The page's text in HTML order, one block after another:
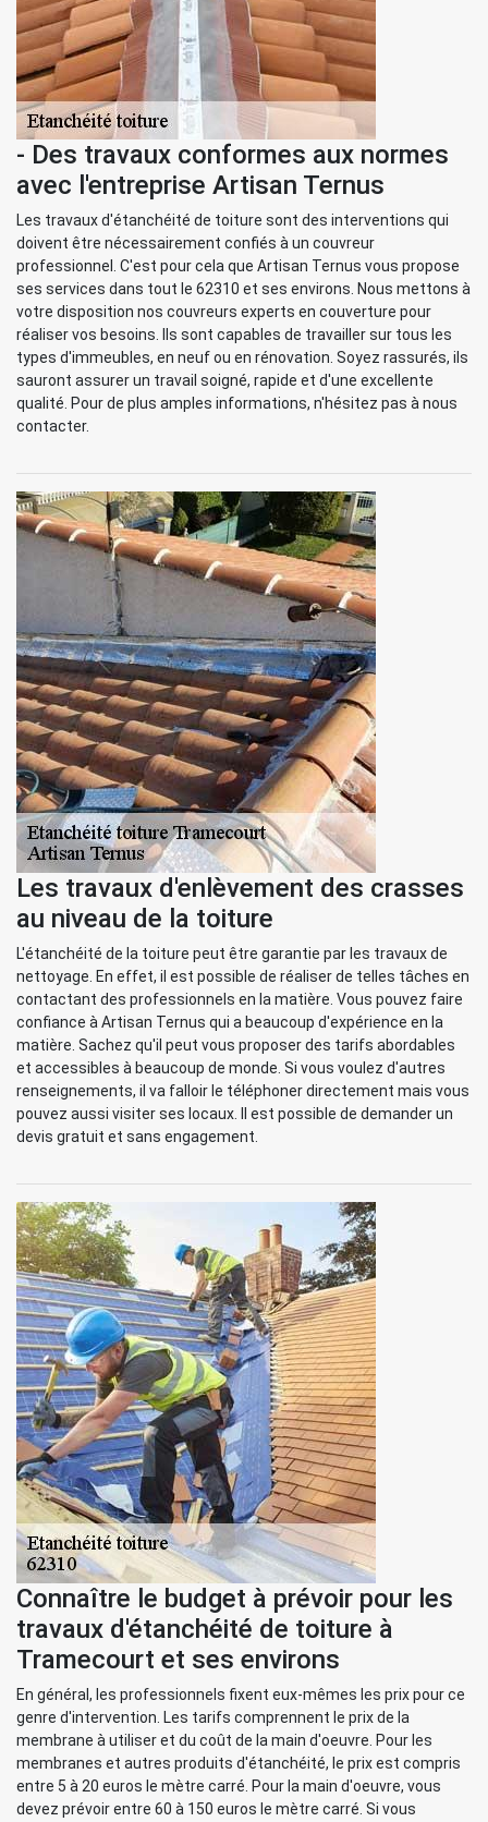
- Des travaux conformes aux normes
avec l'entreprise Artisan Ternus
Les travaux d'étanchéité de toiture sont des interventions qui
doivent être nécessairement confiés à un couvreur
professionnel. C'est pour cela que Artisan Ternus vous propose
ses services dans tout le 62310 et ses environs. Nous mettons à
votre disposition nos couvreurs experts en couverture pour
réaliser vos besoins. Ils sont capables de travailler sur tous les
types d'immeubles, en neuf ou en rénovation. Soyez rassurés, ils
sauront assurer un travail soigné, rapide et d'une excellente
qualité. Pour de plus amples informations, n'hésitez pas à nous
contacter.
Les travaux d'enlèvement des crasses
au niveau de la toiture
L'étanchéité de la toiture peut être garantie par les travaux de
nettoyage. En effet, il est possible de réaliser de telles tâches en
contactant des professionnels en la matière. Vous pouvez faire
confiance à Artisan Ternus qui a beaucoup d'expérience en la
matière. Sachez qu'il peut vous proposer des tarifs abordables
et accessibles à beaucoup de monde. Si vous voulez d'autres
renseignements, il va falloir le téléphoner directement mais vous
pouvez aussi visiter ses locaux. Il est possible de demander un
devis gratuit et sans engagement.
Connaître le budget à prévoir pour les
travaux d'étanchéité de toiture à
Tramecourt et ses environs
En général, les professionnels fixent eux-mêmes les prix pour ce
genre d'intervention. Les tarifs comprennent le prix de la
membrane à utiliser et du coût de la main d'oeuvre. Pour les
membranes et autres produits d'étanchéité, le prix est compris
entre 5 à 20 euros le mètre carré. Pour la main d'oeuvre, vous
devez prévoir entre 60 à 150 euros le mètre carré. Si vous